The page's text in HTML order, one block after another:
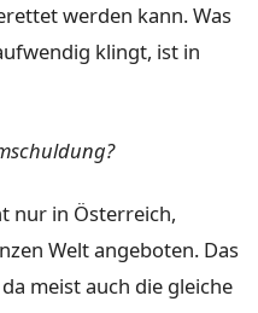
werden kann. Was
klingt, ist in
nur in Österreich,
Welt angeboten. Das
meist auch die gleiche